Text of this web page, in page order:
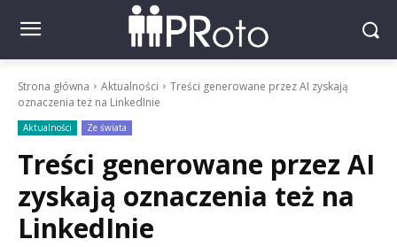
Strona główna Aktualności
Treści generowane przez AI zyskają
oznaczenia też na LinkedInie
Aktualności Ze świata
Treści generowane przez AI
zyskają oznaczenia też na
LinkedInie